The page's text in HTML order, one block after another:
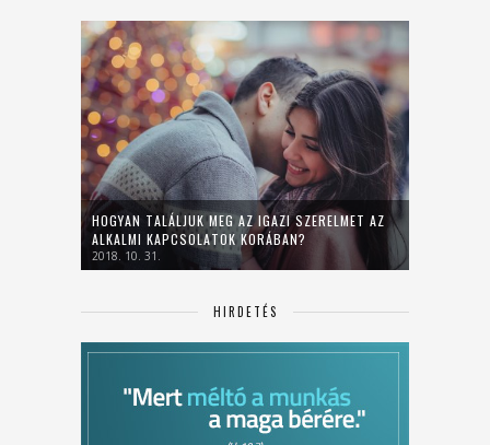
HOGYAN TALÁLJUK MEG AZ IGAZI SZERELMET AZ
ALKALMI KAPCSOLATOK KORÁBAN?
2018. 10. 31.
HIRDETÉS